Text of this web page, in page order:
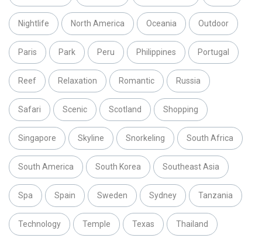
Nightlife North America Oceania Outdoor
Paris Park Peru Philippines Portugal
Reef Relaxation Romantic Russia
Safari Scenic Scotland Shopping
Singapore Skyline Snorkeling South Africa
South America South Korea Southeast Asia
Spa Spain Sweden Sydney Tanzania
Technology Temple Texas Thailand